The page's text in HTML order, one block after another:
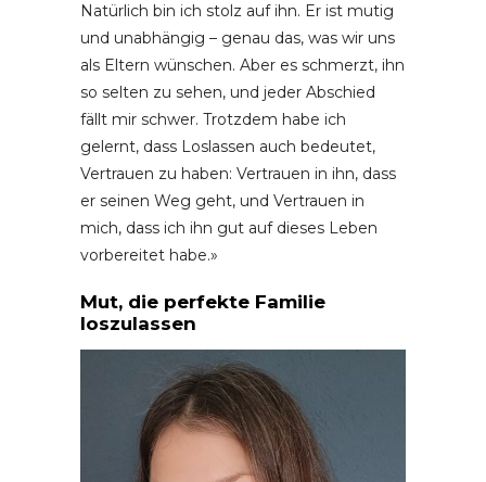
Natürlich bin ich stolz auf ihn. Er ist mutig
und unabhängig – genau das, was wir uns
als Eltern wünschen. Aber es schmerzt, ihn
so selten zu sehen, und jeder Abschied
fällt mir schwer. Trotzdem habe ich
gelernt, dass Loslassen auch bedeutet,
Vertrauen zu haben: Vertrauen in ihn, dass
er seinen Weg geht, und Vertrauen in
mich, dass ich ihn gut auf dieses Leben
vorbereitet habe.»
Mut, die perfekte Familie
loszulassen